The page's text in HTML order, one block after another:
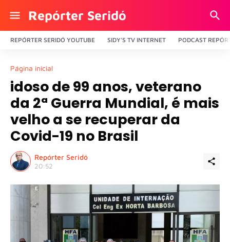
Repórter Seridó
REPÓRTER SERIDÓ YOUTUBE SIDY'S TV INTERNET PODCAST
Página inicial
idoso de 99 anos, veterano
da 2ª Guerra Mundial, é mais
velho a se recuperar da
Covid-19 no Brasil
Repórter Seridó
20:52